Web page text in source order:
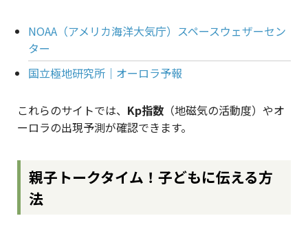
NOAA（アメリカ海洋大気庁）スペースウェザーセン
ター
国立極地研究所｜オーロラ予報
これらのサイトでは、 Kp指数 （地磁気の活動度）やオ
ーロラの出現予測が確認できます。
親子トークタイム！子どもに伝える方
法